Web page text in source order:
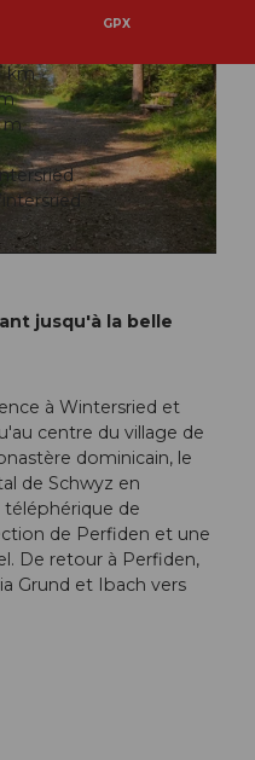
GPX
km
m
jusqu'à la belle
à Wintersried et
centre du village de
dominicain, le
de Schwyz en
téléphérique de
de Perfiden et une
De retour à Perfiden,
Grund et Ibach vers